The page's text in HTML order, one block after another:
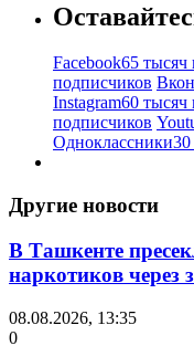
Facebook65 тысяч
подписчиков
Instagram60 тысяч
подписчиков
Одноклассники30
Другие новости
В Ташкенте
наркотиков через
08.08.2026, 13:35
0